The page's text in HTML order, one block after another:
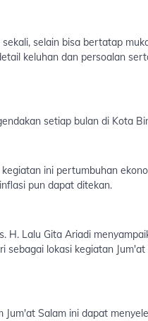
selain bisa bertatap
keluhan dan persoalan
setiap bulan di Kota
ini pertumbuhan
pun dapat ditekan.
H. Lalu Gita Ariadi
sebagai lokasi kegiatan
Jum'at Salam ini dapat